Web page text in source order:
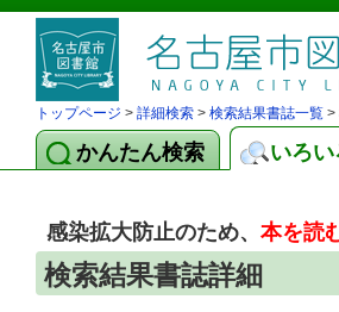
トップページ > 詳細検索 > 検索結果書誌一覧 >
かんたん検索 いろ
感染拡大防止のため、本を読
検索結果書誌詳細